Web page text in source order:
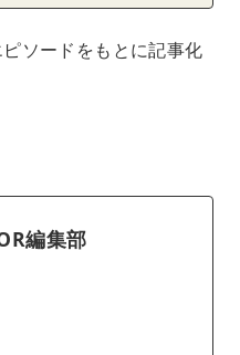
ソードをもとに記事化
編集部